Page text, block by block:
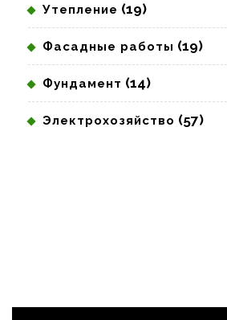
Утепление (19)
Фасадные работы (19)
Фундамент (14)
Электрохозяйство (57)